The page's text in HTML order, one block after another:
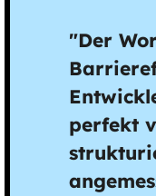
"Der
perfekt